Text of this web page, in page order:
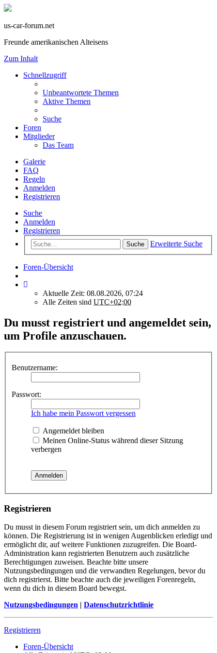
us-car-forum.net
Freunde amerikanischen Alteisens
Zum Inhalt
Schnellzugriff
Unbeantwortete Themen
Aktive Themen
Suche
Foren
Mitglieder
Das Team
Galerie
FAQ
Regeln
Anmelden
Registrieren
Suche
Anmelden
Registrieren
Suche Erweiterte Suche
Foren-Übersicht
Aktuelle Zeit: 08.08.2026, 07:24
Alle Zeiten sind UTC+02:00
Du musst registriert und angemeldet sein,
um Profile anzuschauen.
Benutzername:
Passwort:
Ich habe mein Passwort vergessen
Angemeldet bleiben
Meinen Online-Status während dieser Sitzung
verbergen
Registrieren
Du musst in diesem Forum registriert sein, um dich anmelden zu
können. Die Registrierung ist in wenigen Augenblicken erledigt und
ermöglicht dir, auf weitere Funktionen zuzugreifen. Die Board-
Administration kann registrierten Benutzern auch zusätzliche
Berechtigungen zuweisen. Beachte bitte unsere
Nutzungsbedingungen und die verwandten Regelungen, bevor du
dich registrierst. Bitte beachte auch die jeweiligen Forenregeln,
wenn du dich in diesem Board bewegst.
Nutzungsbedingungen | Datenschutzrichtlinie
Registrieren
Foren-Übersicht